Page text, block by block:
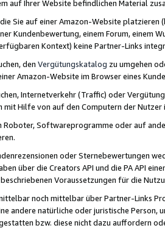
auf Ihrer Website befindlichen Material
Sie auf einer Amazon-Website
Kundenbewertung, einem Forum, einem
Kontext) keine Partner-Links
den Vergütungskatalog zu umgehen
Amazon-Website im Browser eines
Internetverkehr (Traffic) oder
mit Hilfe von auf den Computern der
Roboter, Softwareprogramme oder auf
oder Sternebewertungen
über die Creators API und die PA API
Voraussetzungen für die
noch mittelbar über Partner-Links
andere natürliche oder juristische
bzw. diese nicht dazu auffordern